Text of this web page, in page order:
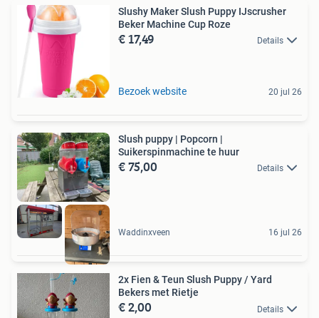
Slushy Maker Slush Puppy IJscrusher
Beker Machine Cup Roze
€ 17,49 Details
Bezoek website 20 jul 26
Slush puppy | Popcorn |
Suikerspinmachine te huur
€ 75,00 Details
Waddinxveen 16 jul 26
2x Fien & Teun Slush Puppy / Yard
Bekers met Rietje
€ 2,00 Details